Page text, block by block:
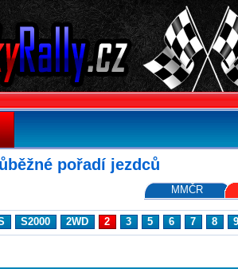
pořadí jezdců
MMČR
S2000 2WD 2 3 5 6 7 8